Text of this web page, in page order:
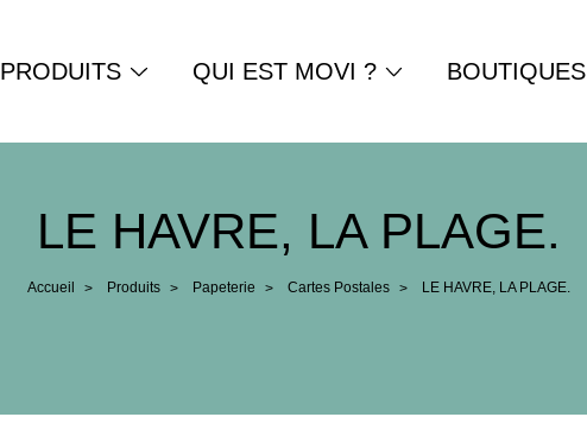
PRODUITS QUI EST MOVI ? BOUTIQUES
LE HAVRE, LA PLAGE.
Accueil > Produits > Papeterie > Cartes Postales > LE HAVRE, LA PLAGE.